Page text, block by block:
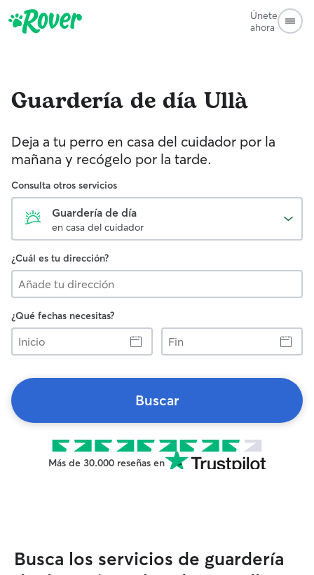
Únete
ahora
Guardería de día Ullà
Deja a tu perro en casa del cuidador por la
mañana y recógelo por la tarde.
Consulta otros servicios
Guardería de día
en casa del cuidador
¿Cuál es tu dirección?
¿Qué fechas necesitas?
Inicio
Fin
Buscar
Más de 30.000 reseñas en
Busca los servicios de guardería